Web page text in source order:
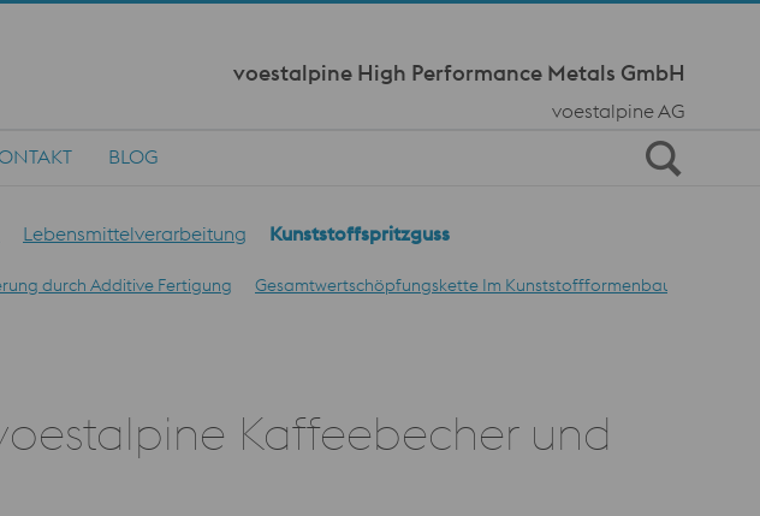
voestalpine High Performance Metals GmbH
voestalpine AG
BLOG
Lebensmittelverarbeitung Kunststoffspritzguss
durch Additive Fertigung Gesamtwertschöpfungskette Im Kunststoffformenbau
Kaffeebecher und